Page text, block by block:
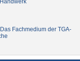
Fachmedium der TGA-